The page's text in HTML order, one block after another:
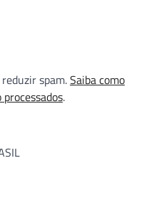
spam.Saiba como
.